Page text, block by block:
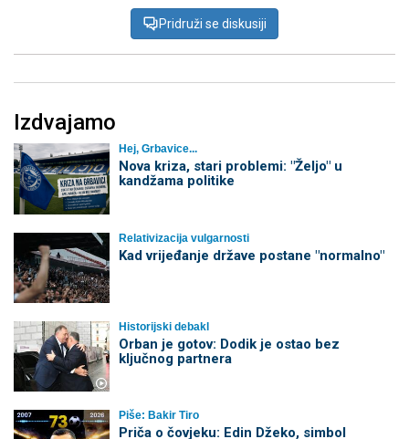
Pridruži se diskusiji
Izdvajamo
Hej, Grbavice...
Nova kriza, stari problemi: "Željo" u
kandžama politike
Relativizacija vulgarnosti
Kad vrijeđanje države postane "normalno"
Historijski debakl
Orban je gotov: Dodik je ostao bez
ključnog partnera
Piše: Bakir Tiro
Priča o čovjeku: Edin Džeko, simbol